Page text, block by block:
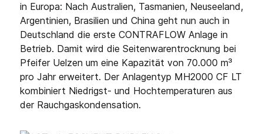
in Europa: Nach Australien, Tasmanien, Neuseeland,
Argentinien, Brasilien und China geht nun auch in
Deutschland die erste CONTRAFLOW Anlage in
Betrieb. Damit wird die Seitenwarentrocknung bei
Pfeifer Uelzen um eine Kapazität von 70.000 m³
pro Jahr erweitert. Der Anlagentyp MH2000 CF LT
kombiniert Niedrigst- und Hochtemperaturen aus
der Rauchgaskondensation.